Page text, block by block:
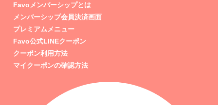
Favoメンバーシップとは
メンバーシップ会員決済画面
プレミアムメニュー
Favo公式LINEクーポン
クーポン利用方法
マイクーポンの確認方法